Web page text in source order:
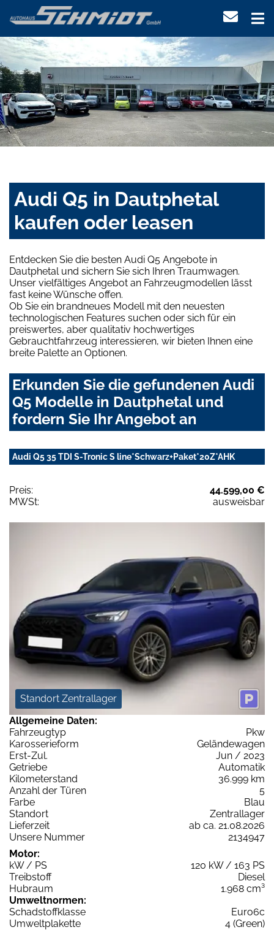
Audi Q5 in Dautphetal
kaufen oder leasen
Entdecken Sie die besten Audi Q5 Angebote in
Dautphetal und sichern Sie sich Ihren Traumwagen.
Unser vielfältiges Angebot an Fahrzeugmodellen lässt
fast keine Wünsche offen.
Ob Sie ein brandneues Modell mit den neuesten
technologischen Features suchen oder sich für ein
preiswertes, aber qualitativ hochwertiges
Gebrauchtfahrzeug interessieren, wir bieten Ihnen eine
breite Palette an Optionen.
Erkunden Sie die gefundenen Audi
Q5 Modelle in Dautphetal und
fordern Sie Ihr Angebot an
Audi Q5 35 TDI S-Tronic S line*Schwarz+Paket*20Z*AHK
Preis:
44.599,00 €
MWSt:
ausweisbar
Standort Zentrallager
Allgemeine Daten:
Fahrzeugtyp
Pkw
Karosserieform
Geländewagen
Erst-Zul.
Jun / 2023
Getriebe
Automatik
Kilometerstand
36.999 km
Anzahl der Türen
5
Farbe
Blau
Standort
Zentrallager
Lieferzeit
ab ca. 21.08.2026
Unsere Nummer
2134947
Motor:
kW / PS
120 kW / 163 PS
Treibstoff
Diesel
Hubraum
1.968 cm³
Umweltnormen:
Schadstoffklasse
Euro6c
Umweltplakette
4 (Green)